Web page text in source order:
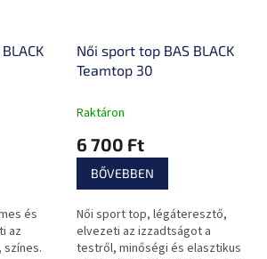
és
az
Női sport top BAS BLACK
Teamtop 30
Raktáron
6 700 Ft
BŐVEBBEN
Női sport top, légáteresztő,
elvezeti az izzadtságot a
testről, minőségi és elasztikus